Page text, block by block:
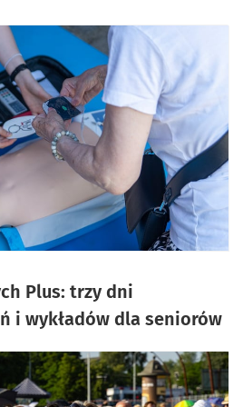
Plus: trzy dni
i wykładów dla seniorów